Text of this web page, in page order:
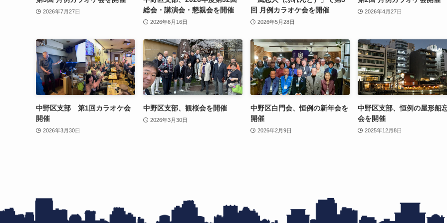
2026年7月27日
総会・講演会・懇親会を開催
2026年6月16日
回 月例カラオケ会を開催
2026年5月28日
2026年4月27日
中野区支部 第1回カラオケ会
開催
2026年3月30日
中野区支部、観桜会を開催
2026年3月30日
中野区白門会、恒例の新年会を
開催
2026年2月9日
中野区支部、恒例の屋形船
会を開催
2025年12月8日